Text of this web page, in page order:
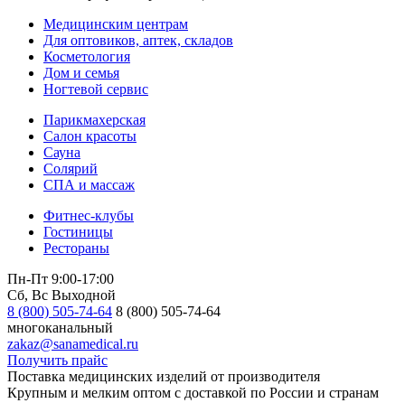
Медицинским центрам
Для оптовиков, аптек, складов
Косметология
Дом и семья
Ногтевой сервис
Парикмахерская
Салон красоты
Сауна
Солярий
СПА и массаж
Фитнес-клубы
Гостиницы
Рестораны
Пн-Пт 9:00-17:00
Сб, Вс Выходной
8 (800) 505-74-64 8 (800) 505-74-64
многоканальный
zakaz@sanamedical.ru
Получить прайс
Поставка медицинских изделий от производителя
Крупным и мелким оптом с доставкой по России и странам